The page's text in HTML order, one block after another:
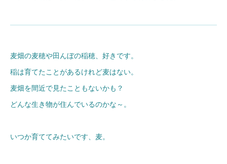
麦畑の麦穂や田んぼの稲穂、好きです。
稲は育てたことがあるけれど麦はない。
麦畑を間近で見たこともないかも？
どんな生き物が住んでいるのかな～。
いつか育ててみたいです、麦。